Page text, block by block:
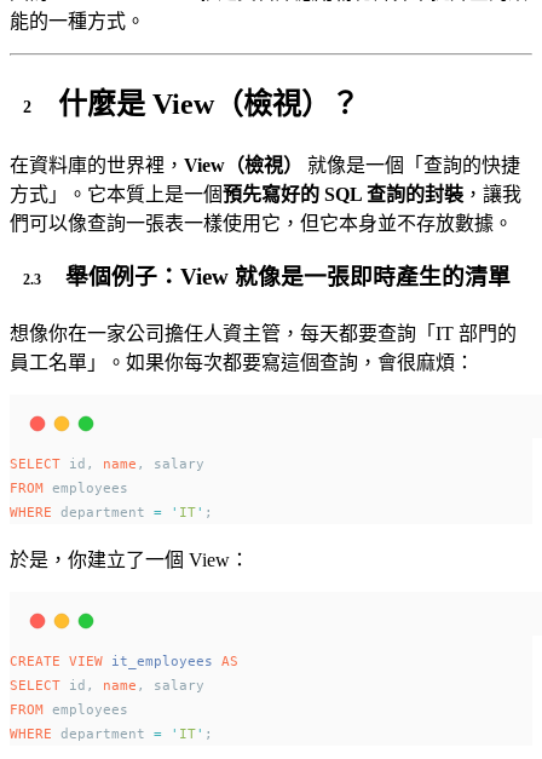
能的一種方式。
什麼是 View（檢視）？
在資料庫的世界裡， View（檢視）
就像是一個「查詢的快捷
方式」。它本質上是一個預先寫好的 SQL 查詢的封裝 ，讓我
們可以像查詢一張表一樣使用它，但它本身並不存放數據。
舉個例子：View 就像是一張即時產生的清單
想像你在一家公司擔任人資主管，每天都要查詢「IT 部門的
員工名單」。如果你每次都要寫這個查詢，會很麻煩：
SELECT id, name , salary
FROM employees
WHERE department = ' IT' ;
於是，你建立了一個 View：
CREATE VIEW it_employees AS
SELECT id, name , salary
FROM employees
WHERE department = ' IT' ;